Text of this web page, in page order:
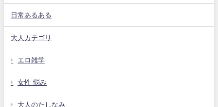
日常あるある
大人カテゴリ
エロ雑学
女性 悩み
大人のたしなみ